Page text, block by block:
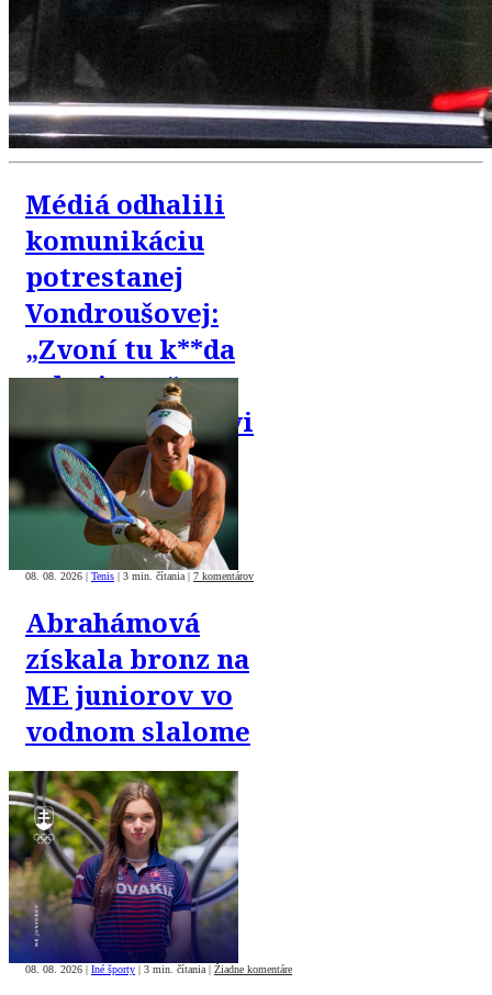
Médiá odhalili
komunikáciu
potrestanej
Vondroušovej:
„Zvoní tu k**da
z dopingu,“
písala priateľovi
08. 08. 2026 | Tenis | 3 min. čítania | 7 komentárov
Abrahámová
získala bronz na
ME juniorov vo
vodnom slalome
08. 08. 2026 | Iné športy | 3 min. čítania | Žiadne komentáre